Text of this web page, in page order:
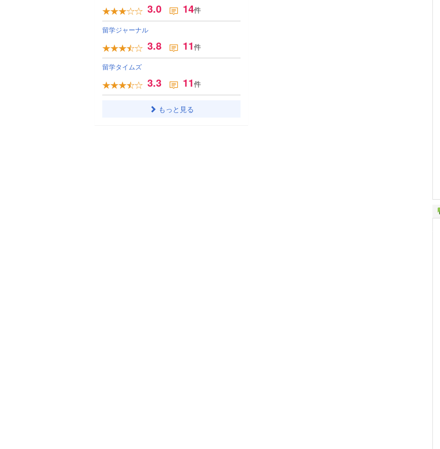
3.0 14件
留学ジャーナル
3.8 11件
留学タイムズ
3.3 11件
もっと見る